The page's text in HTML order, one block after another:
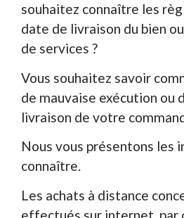
souhaitez connaître les
date de livraison du bien
de services ?
Vous souhaitez savoir
de mauvaise exécution ou
livraison de votre
Nous vous présentons les
connaître.
Les achats à distance
effectués sur internet, par